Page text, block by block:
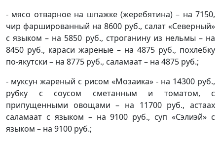
- мясо отварное на шпажке (жеребятина) – на 7150,
чир фаршированный на 8600 руб., салат «Северный»
с языком – на 5850 руб., строганину из нельмы – на
8450 руб., караси жареные – на 4875 руб., похлебку
по-якутски – на 8775 руб., саламаат – на 4875 руб.;
- муксун жареный с рисом «Мозаика» - на 14300 руб.,
рубку с соусом сметанным и томатом, с
припущенными овощами – на 11700 руб., астаах
саламаат с языком – на 9100 руб., суп «Сэлиэй» с
языком – на 9100 руб.;